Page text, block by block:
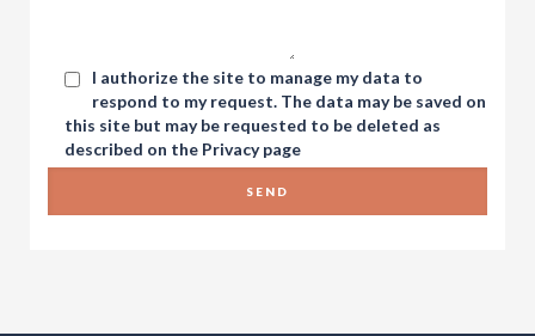
I authorize the site to manage my data to
respond to my request. The data may be saved on
this site but may be requested to be deleted as
described on the Privacypage